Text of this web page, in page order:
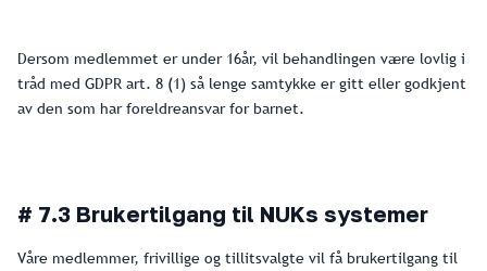
Dersom medlemmet er under 16år, vil behandlingen være lovlig i
tråd med GDPR art. 8 (1) så lenge samtykke er gitt eller godkjent
av den som har foreldreansvar for barnet.
# 7.3 Brukertilgang til NUKs systemer
Våre medlemmer, frivillige og tillitsvalgte vil få brukertilgang til